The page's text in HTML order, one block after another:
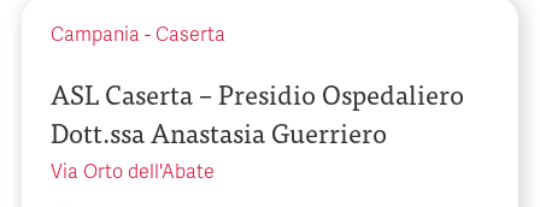
Campania - Caserta
ASL Caserta – Presidio Ospedaliero
Dott.ssa Anastasia Guerriero
Via Orto dell'Abate